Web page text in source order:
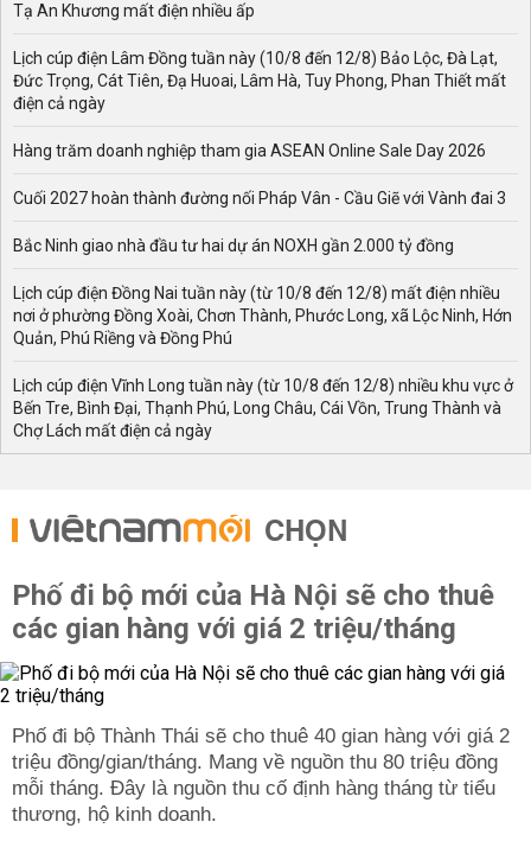
Tạ An Khương mất điện nhiều ấp
Lịch cúp điện Lâm Đồng tuần này (10/8 đến 12/8) Bảo Lộc, Đà Lạt,
Đức Trọng, Cát Tiên, Đạ Huoai, Lâm Hà, Tuy Phong, Phan Thiết mất
điện cả ngày
Hàng trăm doanh nghiệp tham gia ASEAN Online Sale Day 2026
Cuối 2027 hoàn thành đường nối Pháp Vân - Cầu Giẽ với Vành đai 3
Bắc Ninh giao nhà đầu tư hai dự án NOXH gần 2.000 tỷ đồng
Lịch cúp điện Đồng Nai tuần này (từ 10/8 đến 12/8) mất điện nhiều
nơi ở phường Đồng Xoài, Chơn Thành, Phước Long, xã Lộc Ninh, Hớn
Quản, Phú Riềng và Đồng Phú
Lịch cúp điện Vĩnh Long tuần này (từ 10/8 đến 12/8) nhiều khu vực ở
Bến Tre, Bình Đại, Thạnh Phú, Long Châu, Cái Vồn, Trung Thành và
Chợ Lách mất điện cả ngày
CHỌN
Phố đi bộ mới của Hà Nội sẽ cho thuê
các gian hàng với giá 2 triệu/tháng
Phố đi bộ Thành Thái sẽ cho thuê 40 gian hàng với giá 2
triệu đồng/gian/tháng. Mang về nguồn thu 80 triệu đồng
mỗi tháng. Đây là nguồn thu cố định hàng tháng từ tiểu
thương, hộ kinh doanh.